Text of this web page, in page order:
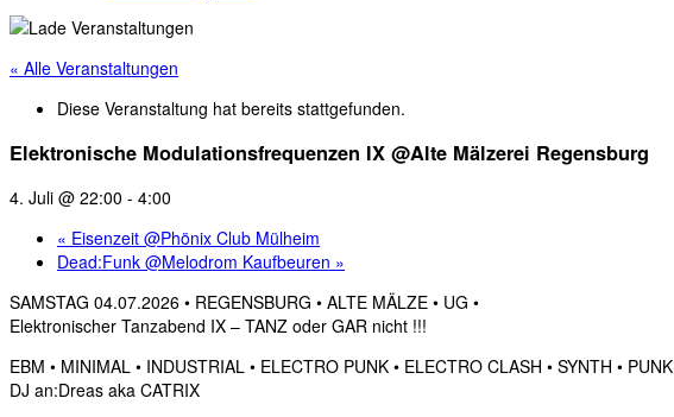
« Alle Veranstaltungen
Diese Veranstaltung hat bereits stattgefunden.
Elektronische Modulationsfrequenzen IX @Alte Mälzerei Regensburg
4. Juli @ 22:00 - 4:00
« Eisenzeit @Phönix Club Mülheim
Dead:Funk @Melodrom Kaufbeuren »
SAMSTAG 04.07.2026 • REGENSBURG • ALTE MÄLZE • UG •
Elektronischer Tanzabend IX – TANZ oder GAR nicht !!!
EBM • MINIMAL • INDUSTRIAL • ELECTRO PUNK • ELECTRO CLASH • SYNTH • PUNK
DJ an:Dreas aka CATRIX